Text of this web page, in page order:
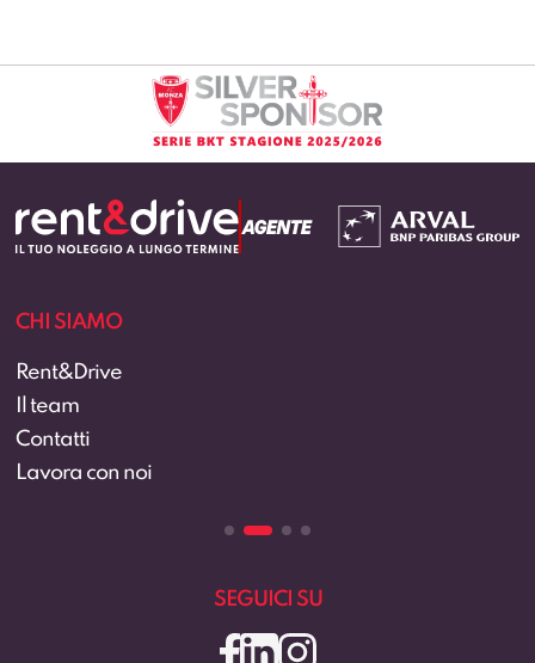
CHI SIAMO
Rent&Drive
Il team
Contatti
Lavora con noi
SEGUICI SU